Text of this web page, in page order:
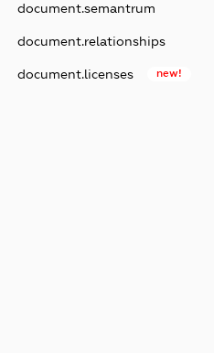
document.semantrum
document.relationships
document.licenses new!